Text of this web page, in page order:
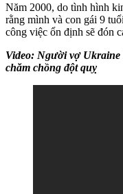
Năm 2000, do tình hình
rằng mình và con gái 9
công việc ổn định sẽ đón
Video: Người vợ Ukraine
chăm chồng đột quỵ